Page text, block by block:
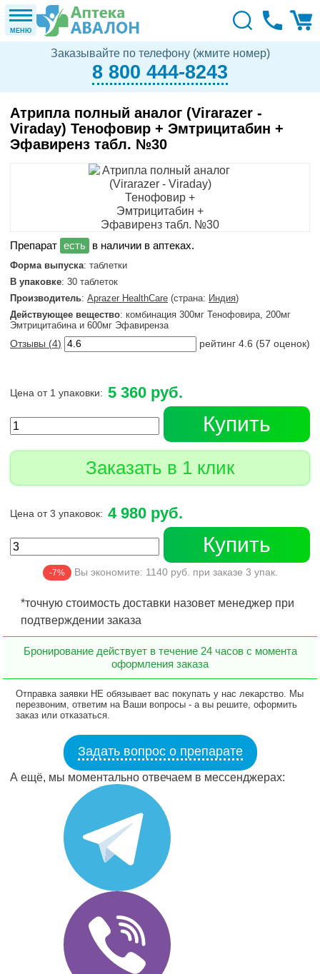
МЕНЮ
Заказывайте по телефону (жмите номер)
8 800 444-8243
Атрипла полный аналог (Virarazer -
Viraday) Тенофовир + Эмтрицитабин +
Эфавиренз табл. №30
в наличии в аптеках.
Форма выпуска: таблетки
В упаковке: 30 таблеток
Производитель: Aprazer HealthCare (страна: Индия)
Действующее вещество: комбинация 300мг Тенофовира, 200мг
Эмтрицитабина и 600мг Эфавиренза
Отзывы (4) рейтинг 4.6 (57 оценок)
Цена от 1 упаковки: 5 360 руб.
Купить
Заказать в 1 клик
Цена от 3 упаковок: 4 980 руб.
Купить
-7% Вы экономите: 1140руб. при заказе 3 упак.
*точную стоимость доставки назовет менеджер при
подтверждении заказа
Бронирование действует в течение 24 часов с момента
оформления заказа
Отправка заявки НЕ обязывает вас покупать у нас лекарство. Мы
перезвоним, ответим на Ваши вопросы - а вы решите, оформить
заказ или отказаться.
Задать вопрос о препарате
А ещё, мы моментально отвечаем в мессенджерах: